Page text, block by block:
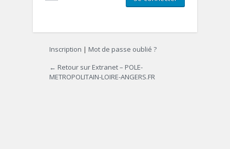
Inscription | Mot de passe oublié ?
← Retour sur Extranet – POLE-
METROPOLITAIN-LOIRE-ANGERS.FR